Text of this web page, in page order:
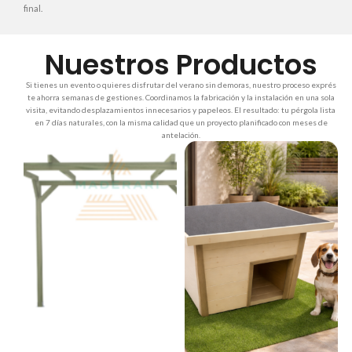
final.
Nuestros Productos
Si tienes un evento o quieres disfrutar del verano sin demoras, nuestro proceso exprés
te ahorra semanas de gestiones. Coordinamos la fabricación y la instalación en una sola
visita, evitando desplazamientos innecesarios y papeleos. El resultado: tu pérgola lista
en 7 días naturales, con la misma calidad que un proyecto planificado con meses de
antelación.